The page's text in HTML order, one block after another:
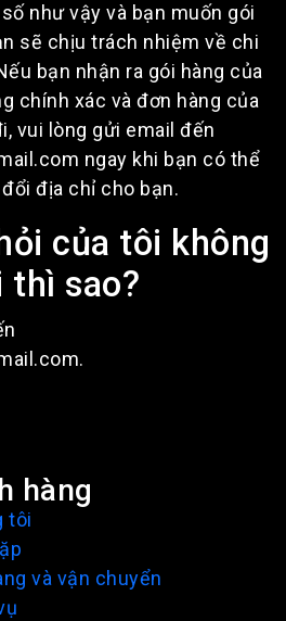
như vậy và bạn muốn gói
sẽ chịu trách nhiệm về chi
bạn nhận ra gói hàng của
chính xác và đơn hàng của
vui lòng gửi email đến
ngay khi bạn có thể
địa chỉ cho bạn.
của tôi không
sao?
hàng
tôi
và vận chuyển